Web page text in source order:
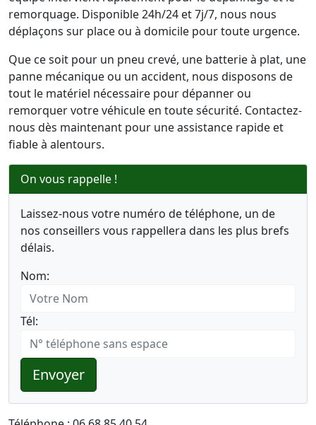
remorquage. Disponible 24h/24 et 7j/7, nous nous
déplaçons sur place ou à domicile pour toute urgence.
Que ce soit pour un pneu crevé, une batterie à plat, une
panne mécanique ou un accident, nous disposons de
tout le matériel nécessaire pour dépanner ou
remorquer votre véhicule en toute sécurité. Contactez-
nous dès maintenant pour une assistance rapide et
fiable à alentours.
On vous rappelle !
Laissez-nous votre numéro de téléphone, un de
nos conseillers vous rappellera dans les plus brefs
délais.
Nom:
Tél:
Envoyer